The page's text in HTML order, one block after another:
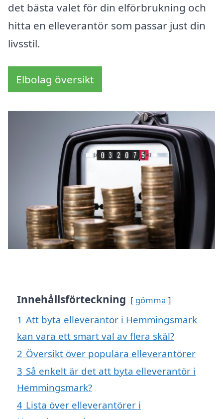
det bästa valet för din elförbrukning och
hitta en elleverantör som passar just din
livsstil.
Elbolag översikt
Innehållsförteckning gömma
1 Att byta elleverantör i Hemmingsmark
kan vara ett smart val av flera skäl?
2 Översikt över populära elleverantörer
3 Så enkelt är det att byta elleverantör i
Hemmingsmark?
4 Lista över elleverantörer i